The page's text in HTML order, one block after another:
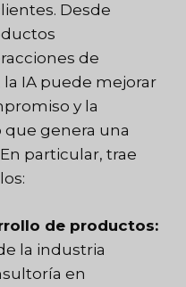
Desde
de
IA puede mejorar
y la
que genera una
particular, trae
de productos:
la industria
en